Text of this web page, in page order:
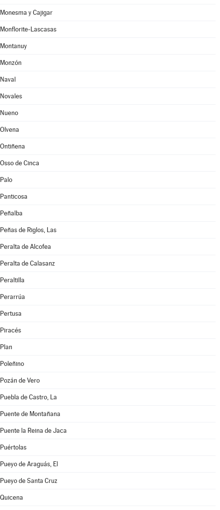
Monesma y Cajigar
Monflorite-Lascasas
Montanuy
Monzón
Naval
Novales
Nueno
Olvena
Ontiñena
Osso de Cinca
Palo
Panticosa
Peñalba
Peñas de Riglos, Las
Peralta de Alcofea
Peralta de Calasanz
Peraltilla
Perarrúa
Pertusa
Piracés
Plan
Poleñino
Pozán de Vero
Puebla de Castro, La
Puente de Montañana
Puente la Reina de Jaca
Puértolas
Pueyo de Araguás, El
Pueyo de Santa Cruz
Quicena